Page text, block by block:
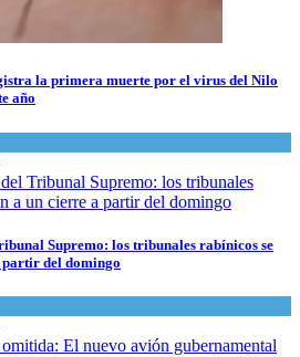
la primera muerte por el virus del Nilo
año
Supremo: los tribunales rabínicos se
partir del domingo